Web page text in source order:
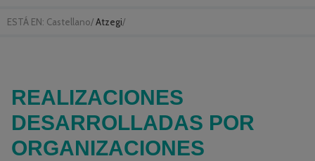
ESTÁ EN: Castellano/Atzegi/
REALIZACIONES
DESARROLLADAS POR
ORGANIZACIONES